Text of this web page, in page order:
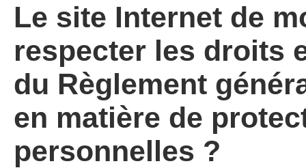
Le site Internet de
respecter les droits
du Règlement
en matière de
personnelles ?